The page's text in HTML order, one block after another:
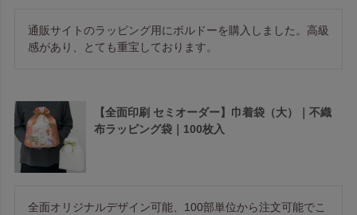
通販サイトのラッピング用にボルドーを購入しました。高級
感があり、とても重宝しております。
【全面印刷 セミオーダー】巾着袋（大）｜不織
布ラッピング袋｜100枚入
全面オリジナルデザイン可能、100部単位から注文可能でこ